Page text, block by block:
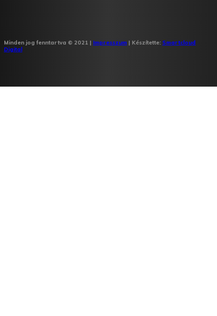
Minden jog fenntartva © 2021 | Impresszum | Készítette: Smartcloud
Digital